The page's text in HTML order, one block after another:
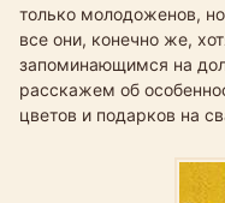
только молодоженов,
все они, конечно же,
запоминающимся на
расскажем об
цветов и подарков на